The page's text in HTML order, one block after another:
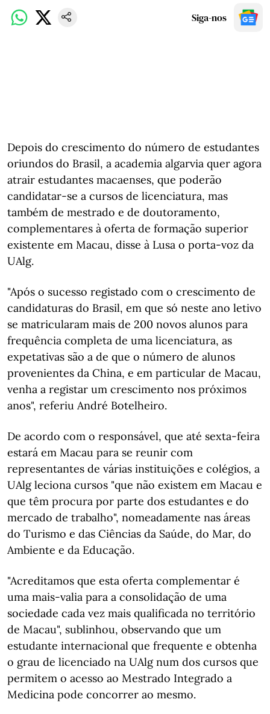
Siga-nos
Depois do crescimento do número de estudantes
oriundos do Brasil, a academia algarvia quer agora
atrair estudantes macaenses, que poderão
candidatar-se a cursos de licenciatura, mas
também de mestrado e de doutoramento,
complementares à oferta de formação superior
existente em Macau, disse à Lusa o porta-voz da
UAlg.
"Após o sucesso registado com o crescimento de
candidaturas do Brasil, em que só neste ano letivo
se matricularam mais de 200 novos alunos para
frequência completa de uma licenciatura, as
expetativas são a de que o número de alunos
provenientes da China, e em particular de Macau,
venha a registar um crescimento nos próximos
anos", referiu André Botelheiro.
De acordo com o responsável, que até sexta-feira
estará em Macau para se reunir com
representantes de várias instituições e colégios, a
UAlg leciona cursos "que não existem em Macau e
que têm procura por parte dos estudantes e do
mercado de trabalho", nomeadamente nas áreas
do Turismo e das Ciências da Saúde, do Mar, do
Ambiente e da Educação.
"Acreditamos que esta oferta complementar é
uma mais-valia para a consolidação de uma
sociedade cada vez mais qualificada no território
de Macau", sublinhou, observando que um
estudante internacional que frequente e obtenha
o grau de licenciado na UAlg num dos cursos que
permitem o acesso ao Mestrado Integrado a
Medicina pode concorrer ao mesmo.